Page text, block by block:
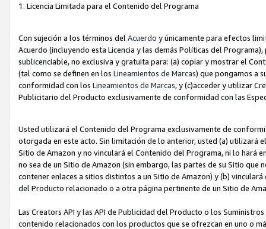
1. Licencia Limitada para el Contenido del Programa
Con sujeción a los términos del Acuerdo y únicamente para efectos
Acuerdo (incluyendo esta Licencia y las demás Políticas del
sublicenciable, no exclusiva y gratuita para: (a) copiar y mostrar el
(tal como se definen en los Lineamientos de Marcas) que pongamos a
conformidad con los Lineamientos de Marcas, y (c)acceder y utilizar
Publicitario del Producto exclusivamente de conformidad con las
Usted utilizará el Contenido del Programa exclusivamente de
otorgada en este acto. Sin limitación de lo anterior, usted (a) utilizará
Sitio de Amazon y no vinculará el Contenido del Programa, ni lo hará
no sea de un Sitio de Amazon (sin embargo, las partes de su Sitio
contener enlaces a sitios distintos a un Sitio de Amazon) y (b)
del Producto relacionado o a otra página pertinente de un Sitio de
Las Creators API y las API de Publicidad del Producto o los
contenido relacionados con los productos que se ofrezcan en uno o